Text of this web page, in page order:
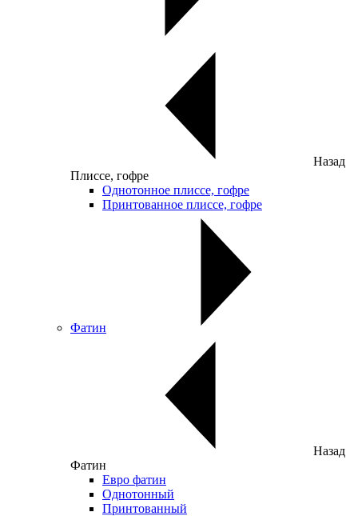
Назад
Плиссе, гофре
Однотонное плиссе, гофре
Принтованное плиссе, гофре
Фатин
Назад
Фатин
Евро фатин
Однотонный
Принтованный